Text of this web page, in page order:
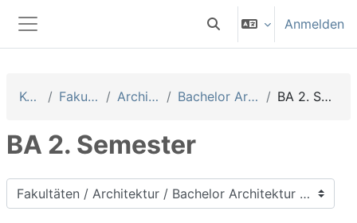
Website-Übersicht
Sucheingabe umschalten
Anmelden
Kurse Fakultäten Architektur Bachelor Architektur BA 2. Semester
BA 2. Semester
Kursbereiche